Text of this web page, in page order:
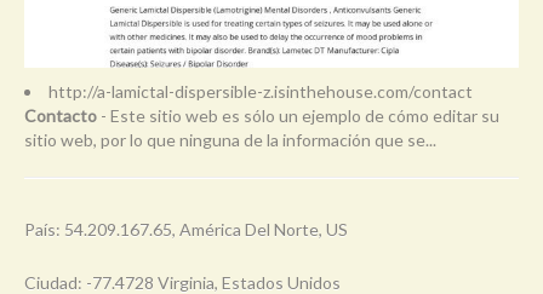
http://a-lamictal-dispersible-z.isinthehouse.com/contact
Contacto - Este sitio web es sólo un ejemplo de cómo editar su
sitio web, por lo que ninguna de la información que se...
País: 54.209.167.65, América Del Norte, US
Ciudad: -77.4728 Virginia, Estados Unidos